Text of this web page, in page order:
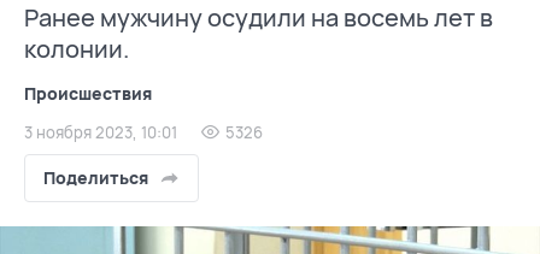
Ранее мужчину осудили на восемь лет в
колонии.
Происшествия
3 ноября 2023, 10:01 5326
Поделиться